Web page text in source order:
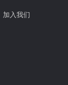
加入我们